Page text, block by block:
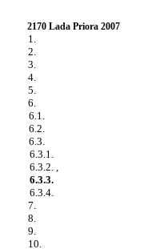
2170 Lada Priora 2007
1.
2.
3.
4.
5.
6.
6.1.
6.2.
6.3.
6.3.1.
6.3.2. ,
6.3.3.
6.3.4.
7.
8.
9.
10.